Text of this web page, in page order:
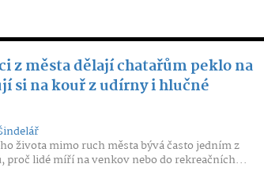
z města dělají chatařům peklo na
si na kouř z udírny i hlučné
života mimo ruch města bývá často jedním z
proč lidé míří na venkov nebo do rekreačních...